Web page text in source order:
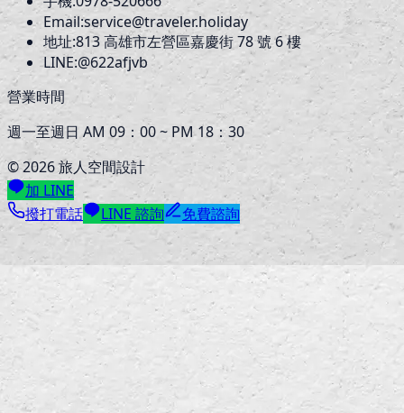
Email:service@traveler.holiday
地址:813高雄市左營區嘉慶街 78 號 6 樓
LINE:@622afjvb
營業時間
週一至週日 AM 09：00 ~ PM 18：30
©2026旅人空間設計
加 LINE
撥打電話
LINE 諮詢 免費諮詢